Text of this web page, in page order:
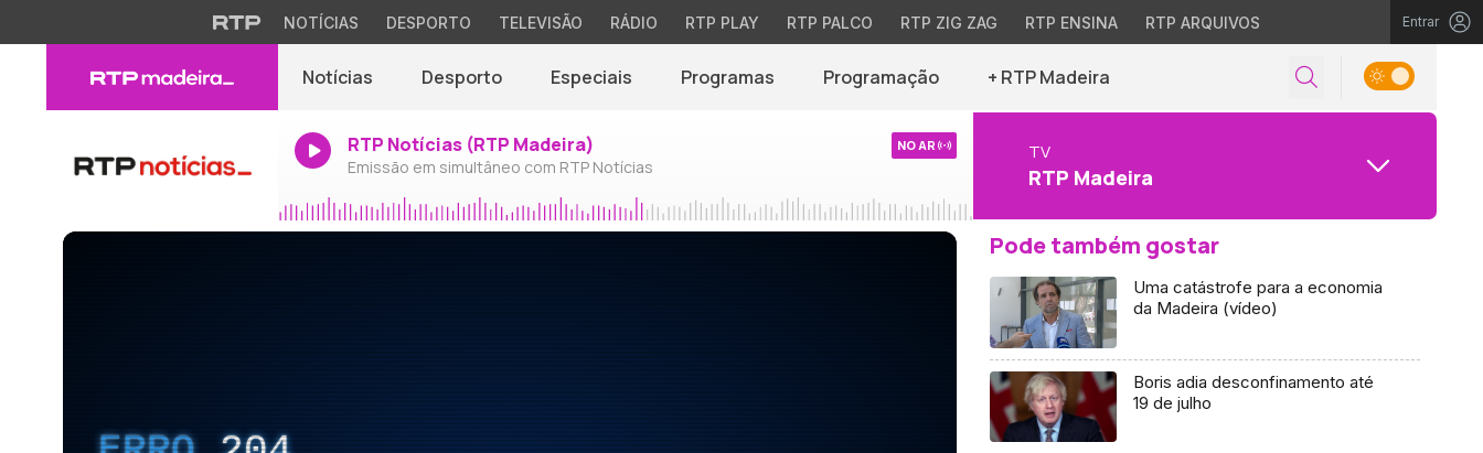
NOTÍCIAS DESPORTO TELEVISÃO RÁDIO RTP PLAY RTP PALCO RTP ZIG ZAG RTP ENSINA RTP ARQUIVOS Entrar
Notícias Desporto Especiais Programas Programação + RTP Madeira
RTP Notícias (RTP Madeira)
Emissão em simultâneo com RTP Notícias
NO AR TV
RTP Madeira
Pode também gostar
Uma catástrofe para a economia
da Madeira (vídeo)
Boris adia desconfinamento até
19 de julho